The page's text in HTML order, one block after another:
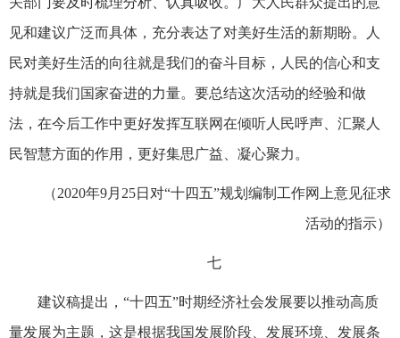
见和建议广泛而具体，充分表达了对美好生活的新期盼。人
民对美好生活的向往就是我们的奋斗目标，人民的信心和支
持就是我们国家奋进的力量。要总结这次活动的经验和做
法，在今后工作中更好发挥互联网在倾听人民呼声、汇聚人
民智慧方面的作用，更好集思广益、凝心聚力。
（2020年9月25日对“十四五”规划编制工作网上意见征求
活动的指示）
七
建议稿提出，“十四五”时期经济社会发展要以推动高质
量发展为主题，这是根据我国发展阶段、发展环境、发展条